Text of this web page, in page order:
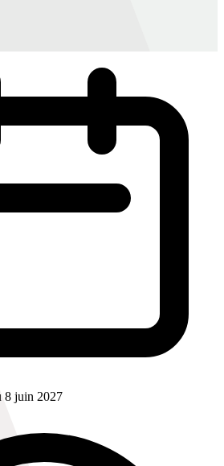
8 juin 2027